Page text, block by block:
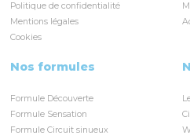
Politique de confidentialité
Mentions légales
Cookies
Nos formules
Formule Découverte
Formule Sensation
Formule Circuit sinueux